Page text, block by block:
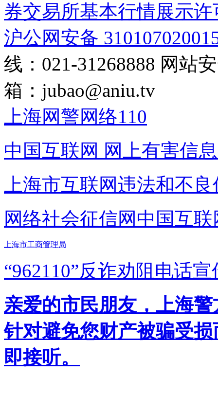
券交易所基本行情展示许
沪公网安备
线：021-31268888 网站
箱： jubao@aniu.tv
上海网警网络110
中国互联网 网上有害信
上海市互联网违法和不
网络社会征信网 中国互
上海市工商管理局
“962110”反诈劝阻电话宣
亲爱的市民朋友，上海
针对避免您财产被骗受
即接听。